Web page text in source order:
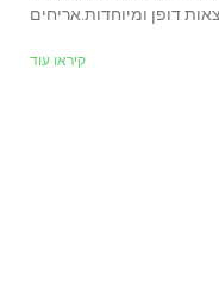
דופן ומיוחדות.אריחים
קיראו עוד